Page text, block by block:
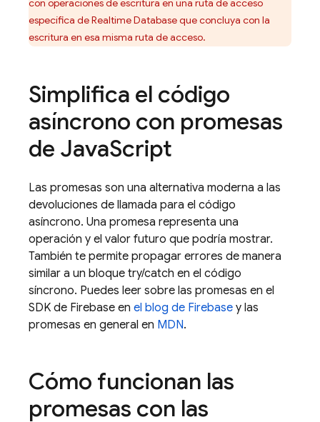
con operaciones de escritura en una ruta de acceso
específica deRealtime Databaseque concluya con la
escritura en esa misma ruta de acceso.
Simplifica el código
asíncrono con promesas
de JavaScript
Las promesas son una alternativa moderna a las
devoluciones de llamada para el código
asíncrono. Una promesa representa una
operación y el valor futuro que podría mostrar.
También te permite propagar errores de manera
similar a un bloque try/catch en el código
síncrono. Puedes leer sobre las promesas en el
SDK de Firebase en el blog de Firebase y las
promesas en general en MDN.
Cómo funcionan las
promesas con las